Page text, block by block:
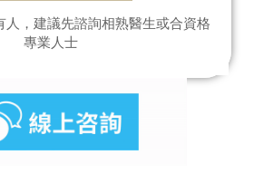
人，建議先諮詢相熟醫生或合資格
專業人士